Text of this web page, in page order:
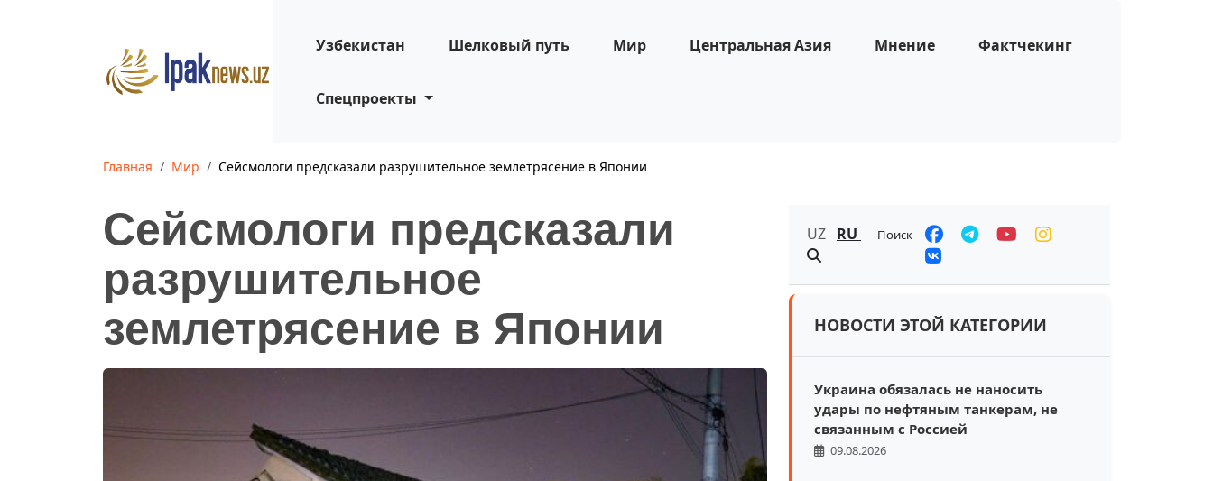
Узбекистан Шелковый путь Мир Центральная Азия Мнение Фактчекинг
Спецпроекты
Главная Мир Сейсмологи предсказали разрушительное землетрясение в Японии
Сейсмологи предсказали
разрушительное
землетрясение в Японии
UZ RU Поиск
НОВОСТИ ЭТОЙ КАТЕГОРИИ
Украина обязалась не наносить
удары по нефтяным танкерам, не
связанным с Россией
09.08.2026